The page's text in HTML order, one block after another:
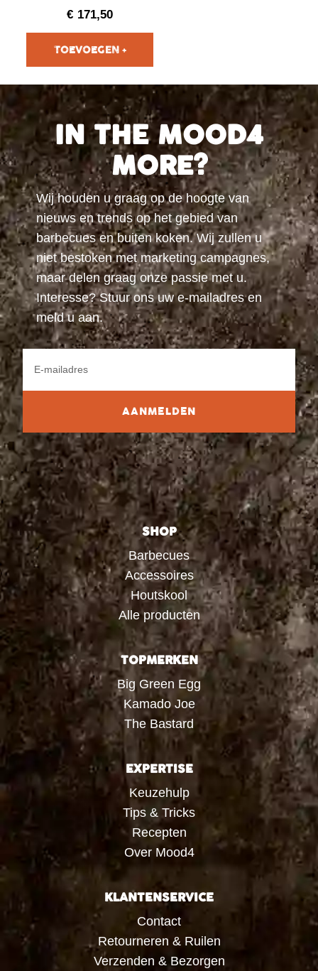
€ 171,50
IN THE MOOD4
MORE?
Wij houden u graag op de hoogte van
nieuws en trends op het gebied van
barbecues en buiten koken. Wij zullen u
niet bestoken met marketing campagnes,
maar delen graag onze passie met u.
Interesse? Stuur ons uw e-mailadres en
meld u aan.
AANMELDEN
SHOP
Barbecues
Accessoires
Houtskool
Alle producten
TOPMERKEN
Big Green Egg
Kamado Joe
The Bastard
EXPERTISE
Keuzehulp
Tips & Tricks
Recepten
Over Mood4
KLANTENSERVICE
Contact
Retourneren & Ruilen
Verzenden & Bezorgen